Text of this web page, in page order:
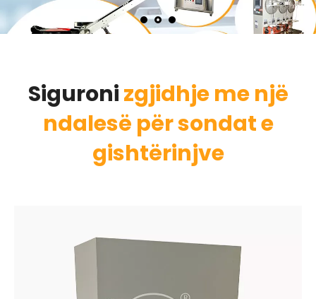
Siguronizgjidhje me një
ndalesë për sondat e
gishtërinjve